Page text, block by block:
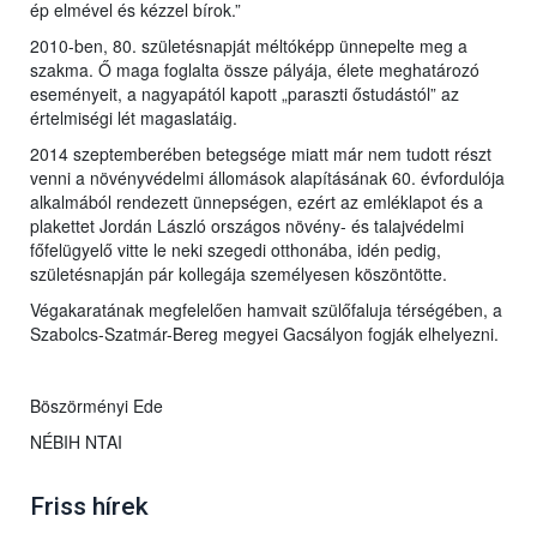
ép elmével és kézzel bírok.”
2010-ben, 80. születésnapját méltóképp ünnepelte meg a
szakma. Ő maga foglalta össze pályája, élete meghatározó
eseményeit, a nagyapától kapott „paraszti őstudástól” az
értelmiségi lét magaslatáig.
2014 szeptemberében betegsége miatt már nem tudott részt
venni a növényvédelmi állomások alapításának 60. évfordulója
alkalmából rendezett ünnepségen, ezért az emléklapot és a
plakettet Jordán László országos növény- és talajvédelmi
főfelügyelő vitte le neki szegedi otthonába, idén pedig,
születésnapján pár kollegája személyesen köszöntötte.
Végakaratának megfelelően hamvait szülőfaluja térségében, a
Szabolcs-Szatmár-Bereg megyei Gacsályon fogják elhelyezni.
Böszörményi Ede
NÉBIH NTAI
Friss hírek